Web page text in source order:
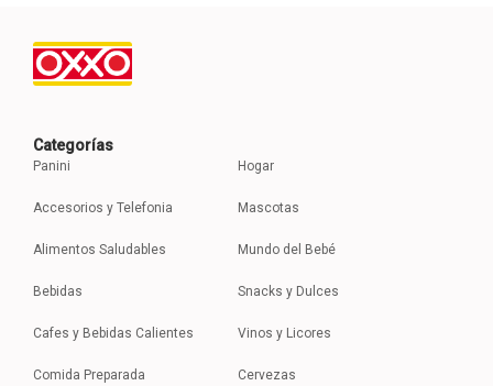
Categorías
Panini
Accesorios y Telefonia
Alimentos Saludables
Bebidas
Cafes y Bebidas Calientes
Comida Preparada
Hogar
Mascotas
Mundo del Bebé
Snacks y Dulces
Vinos y Licores
Cervezas